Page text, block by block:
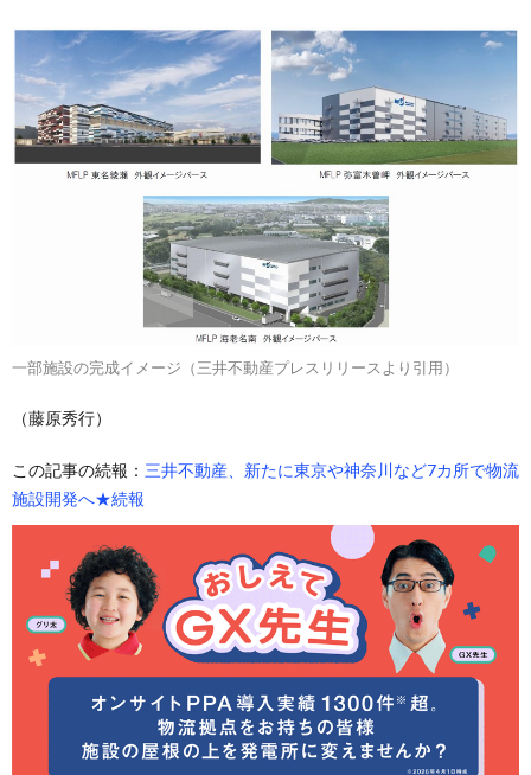
一部施設の完成イメージ（三井不動産プレスリリースより引用）
（藤原秀行）
この記事の続報： 三井不動産、新たに東京や神奈川など7カ所で物流
施設開発へ★続報